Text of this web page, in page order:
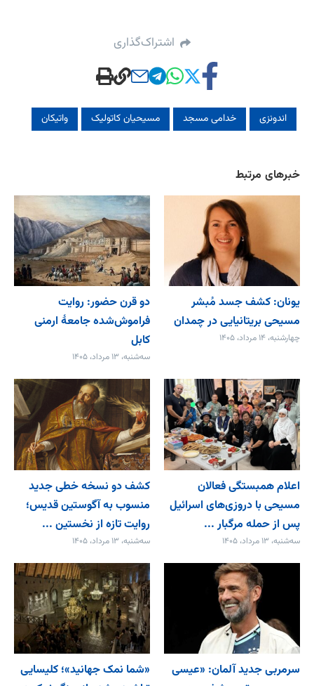
اشتراک‌گذاری
اندونزی خدامی مسجد مسیحیان کاتولیک واتیکان
خبرهای مرتبط
یونان: کشف جسد مُبشر
مسیحی بریتانیایی در چمدان
چهارشنبه، ۱۴ مرداد، ۱۴۰۵
دو قرن حضور: روایت
فراموش‌شده جامعۀ ارمنی
کابل
سه‌شنبه، ۱۳ مرداد، ۱۴۰۵
اعلام همبستگی فعالان
مسیحی با دروزی‌های اسرائیل
پس از حمله مرگبار ...
سه‌شنبه، ۱۳ مرداد، ۱۴۰۵
کشف دو نسخه خطی جدید
منسوب به آگوستین قدیس؛
روایت تازه از نخستین ...
سه‌شنبه، ۱۳ مرداد، ۱۴۰۵
سرمربی جدید آلمان: «عیسی
«شما نمک جهانید»؛ کلیسایی